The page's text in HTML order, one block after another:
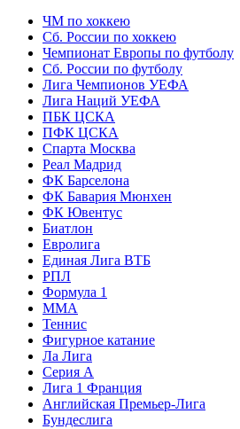
ЧМ по хоккею
Сб. России по хоккею
Чемпионат Европы по футболу
Сб. России по футболу
Лига Чемпионов УЕФА
Лига Наций УЕФА
ПБК ЦСКА
ПФК ЦСКА
Спарта Москва
Реал Мадрид
ФК Барселона
ФК Бавария Мюнхен
ФК Ювентус
Биатлон
Евролига
Единая Лига ВТБ
РПЛ
Формула 1
MMA
Теннис
Фигурное катание
Ла Лига
Серия А
Лига 1 Франция
Английская Премьер-Лига
Бундеслига